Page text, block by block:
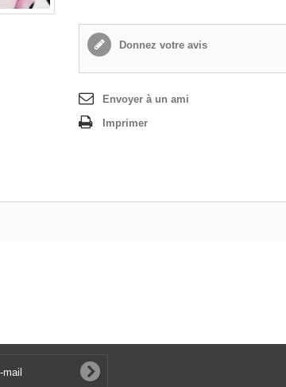
Donnez votre avis
Envoyer à un ami
Imprimer